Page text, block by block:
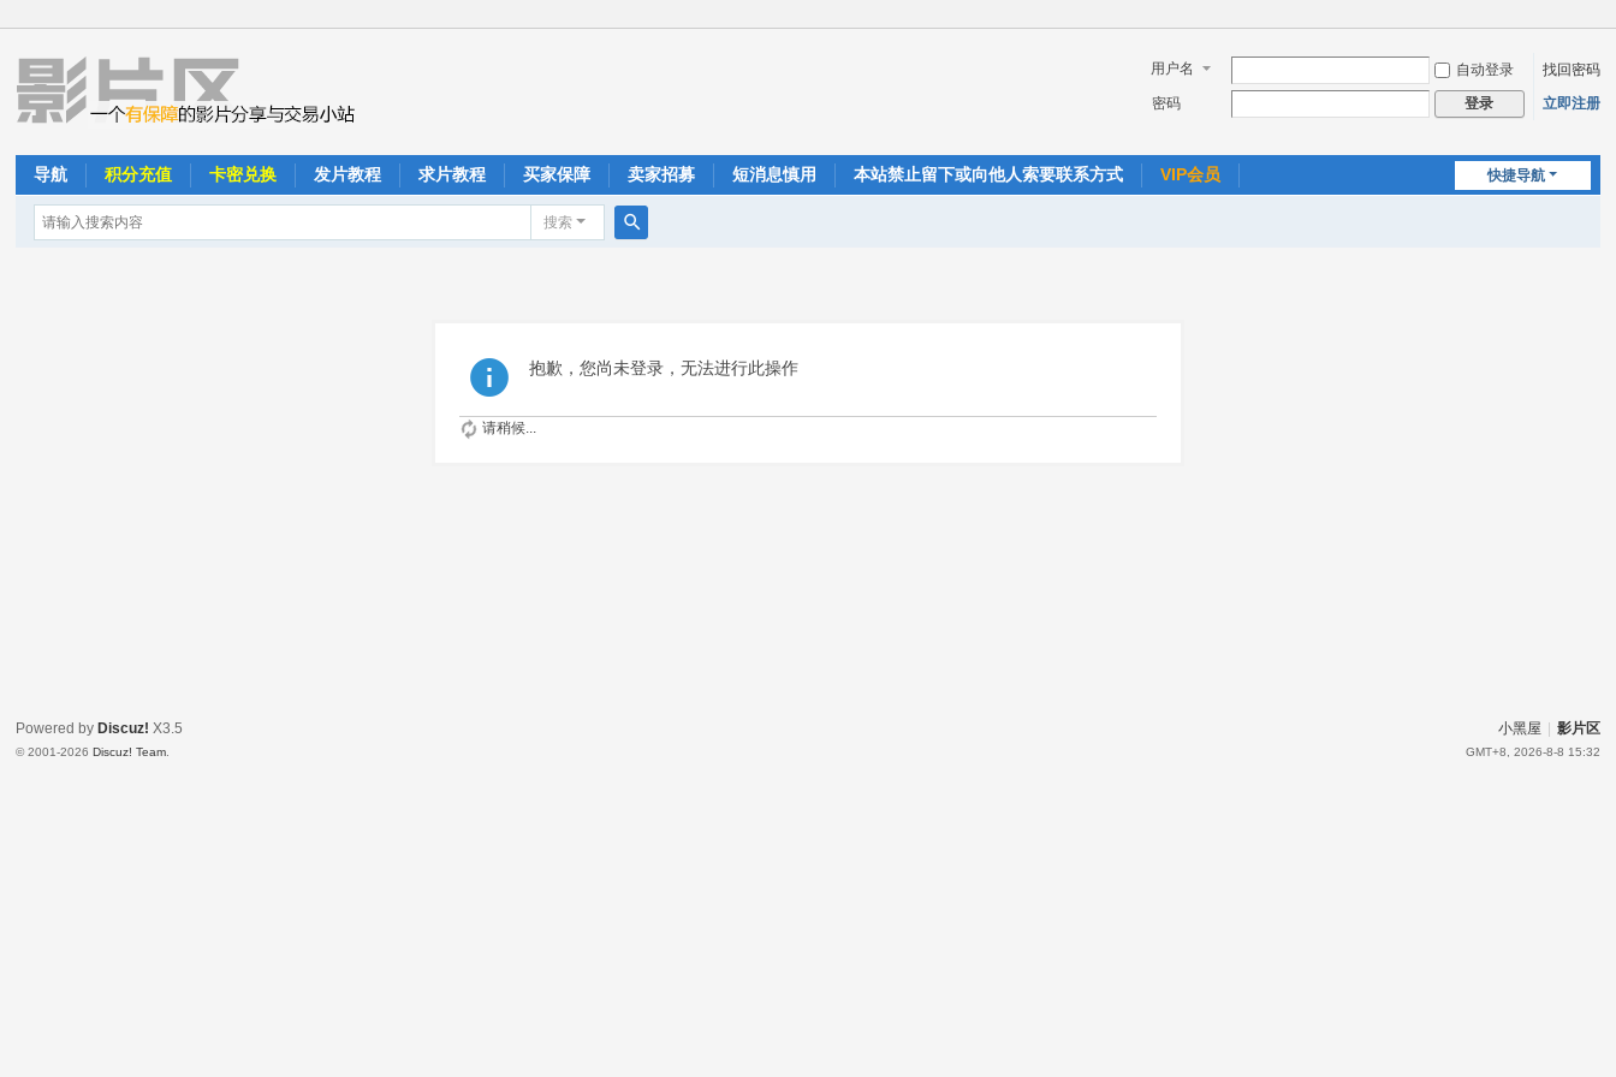
用户名 自动登录
找回密码
密码
登录 立即注册
快捷导航
导航 积分充值 卡密兑换 发片教程 求片教程 买家保障 卖家招募 短消息慎用 本站禁止留下或向他人索要联系方式 VIP会员
搜索
抱歉，您尚未登录，无法进行此操作
请稍候...
小黑屋 影片区
GMT+8, 2026-8-8 15:32
Powered by Discuz! X3.5
© 2001-2026Discuz! Team